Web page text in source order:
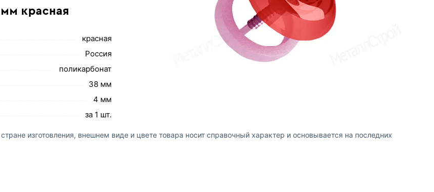
красная
красная
Россия
поликарбонат
38 мм
4 мм
за 1 шт.
изготовления, внешнем виде и цвете товара носит справочный характер и основывается на последних